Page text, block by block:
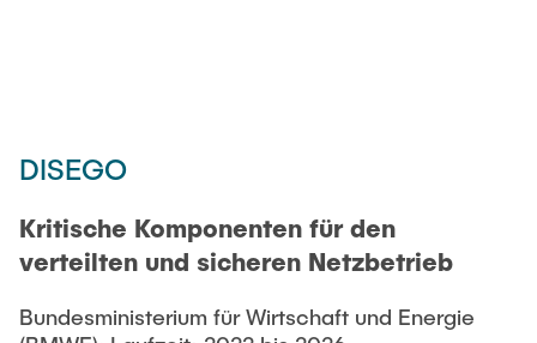
DISEGO
Kritische Komponenten für den
verteilten und sicheren Netzbetrieb
Bundesministerium für Wirtschaft und Energie